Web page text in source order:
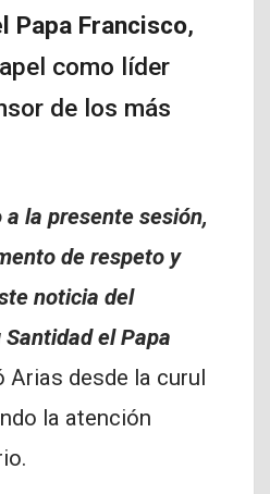
Papa Francisco,
como líder
de los más
a la presente sesión,
de respeto y
noticia del
el Papa
Arias desde la curul
la atención